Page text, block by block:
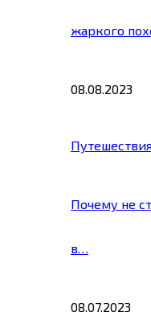
жаркого
08.08.2023
Почему не
в…
08.07.2023